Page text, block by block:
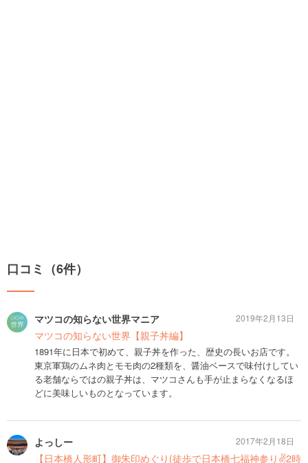
口コミ（6件）
マツコの知らない世界マニア
マツコの知らない世界【親子丼編】
1891年に日本で初めて、親子丼を作った、歴史の長いお店です。
東京軍鶏のムネ肉とモモ肉の2種類を、醤油ベースで味付けしてい
る老舗ならではの親子丼は、マツコさんも手が止まらなくなるほ
どに美味しいものとなっています。
2019年2月13日
よっしー
【日本橋人形町】御朱印めぐり(徒歩で日本橋七福神参り✌️️2時
2017年2月18日